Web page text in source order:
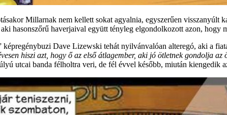
Millarnak nem kellett sokat agyalnia, egyszerűen visszanyúlt
hasonszőrű haverjaival együtt tényleg elgondolkozott azon, hogy
képregénybuzi Dave Lizewski tehát nyilvánvalóan alteregó, aki a
hiszi azt, hogy ő az első átlagember, aki jó ötletnek gondolja az
utcai banda félholtra veri, de fél évvel később, miután kiengedik